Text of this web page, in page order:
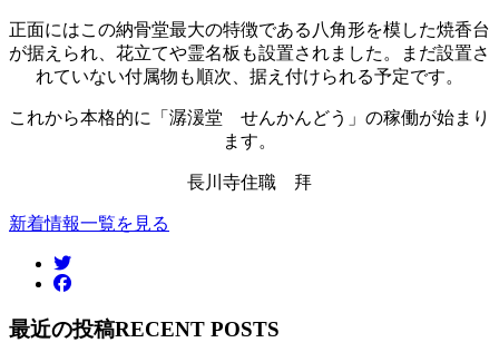
正面にはこの納骨堂最大の特徴である八角形を模した焼香台
が据えられ、花立てや霊名板も設置されました。まだ設置さ
れていない付属物も順次、据え付けられる予定です。
これから本格的に「潺湲堂 せんかんどう」の稼働が始まり
ます。
長川寺住職 拜
新着情報一覧を見る
最近の投稿RECENT POSTS